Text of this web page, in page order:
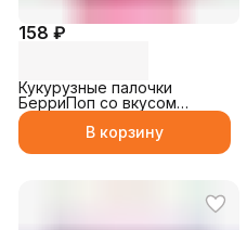
158 ₽
Кукурузные палочки
БерриПоп со вкусом
клубники 27гр
В корзину